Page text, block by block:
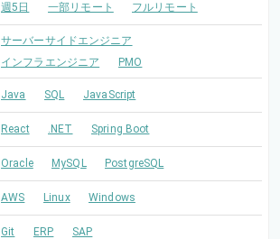
週5日 一部リモート フルリモート
サーバーサイドエンジニア
インフラエンジニア
PMO
Java SQL JavaScript
React .NET Spring Boot
Oracle MySQL PostgreSQL
AWS Linux Windows
Git ERP SAP